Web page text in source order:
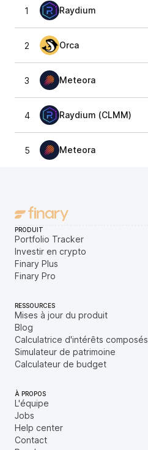
1 Raydium
2 Orca
3 Meteora
4 Raydium (CLMM)
5 Meteora
PRODUIT
Portfolio Tracker
Investir en crypto
Finary Plus
Finary Pro
RESSOURCES
Mises à jour du produit
Blog
Calculatrice d'intérêts composés
Simulateur de patrimoine
Calculateur de budget
À PROPOS
L'équipe
Jobs
Help center
Contact